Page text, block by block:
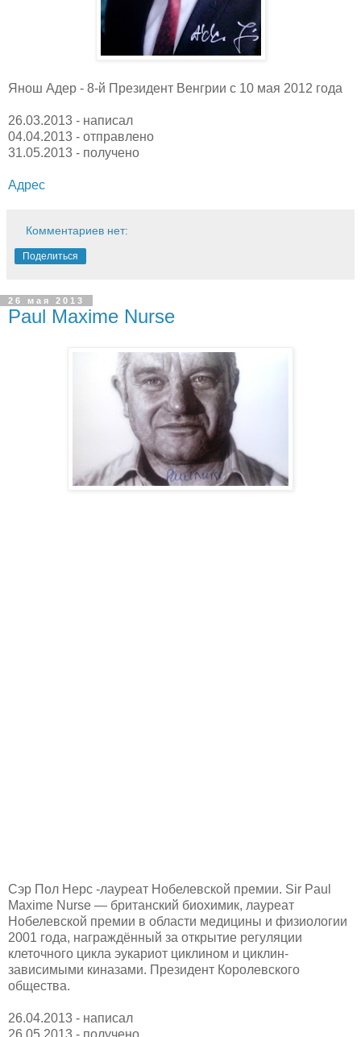
Янош Адер - 8-й Президент Венгрии с 10 мая 2012 года
26.03.2013 - написал
04.04.2013 - отправлено
31.05.2013 - получено
Адрес
Комментариев нет:
Поделиться
26 мая 2013
Paul Maxime Nurse
Сэр Пол Нерс -лауреат Нобелевской премии. Sir Paul
Maxime Nurse — британский биохимик, лауреат
Нобелевской премии в области медицины и физиологии
2001 года, награждённый за открытие регуляции
клеточного цикла эукариот циклином и циклин-
зависимыми киназами. Президент Королевского
общества.
26.04.2013 - написал
26.05.2013 - получено